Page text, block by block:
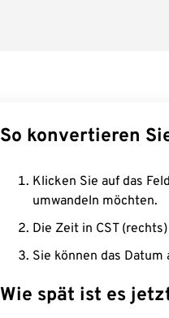
So konvertieren
Klicken Sie auf das
umwandeln möchten.
Die Zeit in CST
Sie können das
Wie spät ist es